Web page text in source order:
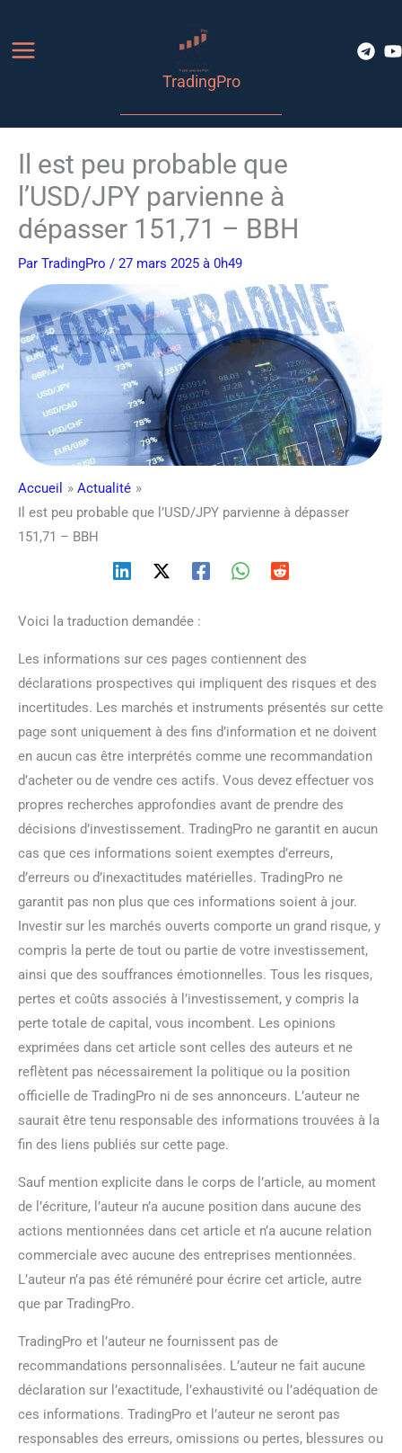
contenu
TradingPro
Il est peu probable que
l’USD/JPY parvienne à
dépasser 151,71 – BBH
Par TradingPro / 27 mars 2025 à 0h49
Accueil
Actualité
Il est peu probable que l’USD/JPY parvienne à dépasser
151,71 – BBH
Voici la traduction demandée :
Les informations sur ces pages contiennent des
déclarations prospectives qui impliquent des risques et des
incertitudes. Les marchés et instruments présentés sur cette
page sont uniquement à des fins d’information et ne doivent
en aucun cas être interprétés comme une recommandation
d’acheter ou de vendre ces actifs. Vous devez effectuer vos
propres recherches approfondies avant de prendre des
décisions d’investissement. TradingPro ne garantit en aucun
cas que ces informations soient exemptes d’erreurs,
d’erreurs ou d’inexactitudes matérielles. TradingPro ne
garantit pas non plus que ces informations soient à jour.
Investir sur les marchés ouverts comporte un grand risque, y
compris la perte de tout ou partie de votre investissement,
ainsi que des souffrances émotionnelles. Tous les risques,
pertes et coûts associés à l’investissement, y compris la
perte totale de capital, vous incombent. Les opinions
exprimées dans cet article sont celles des auteurs et ne
reflètent pas nécessairement la politique ou la position
officielle de TradingPro ni de ses annonceurs. L’auteur ne
saurait être tenu responsable des informations trouvées à la
fin des liens publiés sur cette page.
Sauf mention explicite dans le corps de l’article, au moment
de l’écriture, l’auteur n’a aucune position dans aucune des
actions mentionnées dans cet article et n’a aucune relation
commerciale avec aucune des entreprises mentionnées.
L’auteur n’a pas été rémunéré pour écrire cet article, autre
que par TradingPro.
TradingPro et l’auteur ne fournissent pas de
recommandations personnalisées. L’auteur ne fait aucune
déclaration sur l’exactitude, l’exhaustivité ou l’adéquation de
ces informations. TradingPro et l’auteur ne seront pas
responsables des erreurs, omissions ou pertes, blessures ou